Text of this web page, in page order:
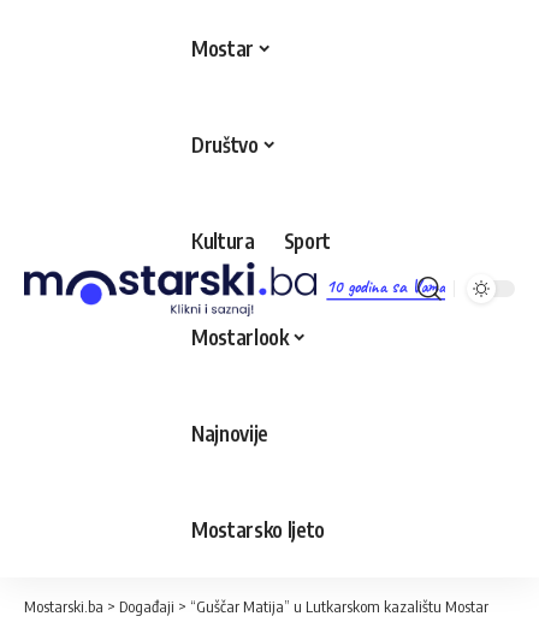
10 godina sa Vama
Mostar
Društvo
Kultura Sport
Mostarlook
Najnovije
Mostarsko ljeto
Mostarski.ba > Događaji > “Guščar Matija” u Lutkarskom kazalištu Mostar